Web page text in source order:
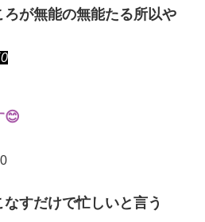
が無能の無能たる所以や
😊
すだけで忙しいと言う